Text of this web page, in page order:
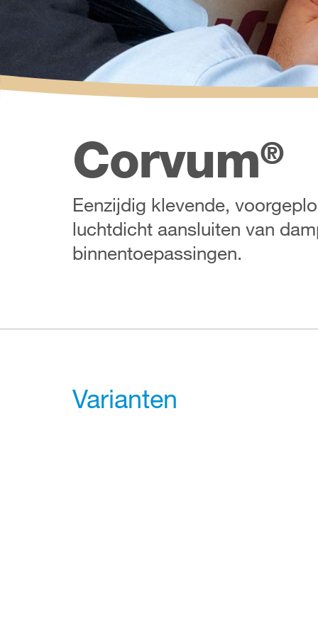
Corvum®
Eenzijdig klevende,
luchtdicht aansluiten van
binnentoepassingen.
Varianten